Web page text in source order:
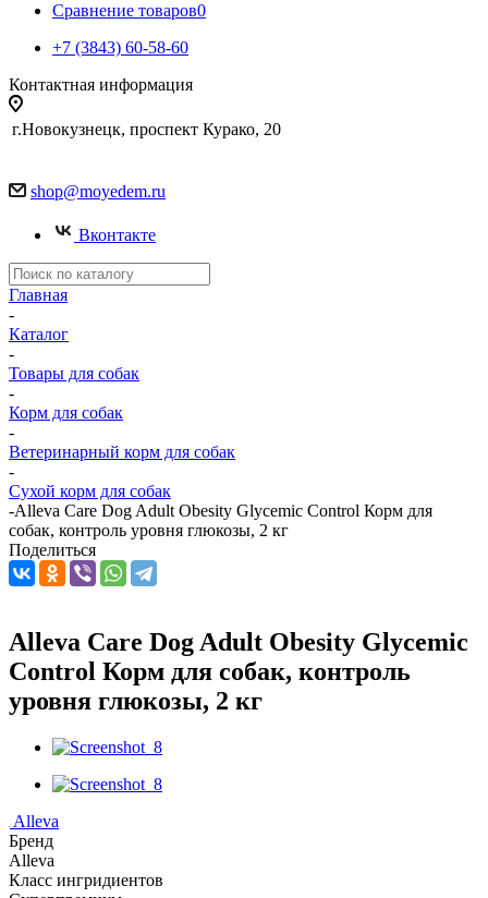
Сравнение товаров0
+7 (3843) 60-58-60
Контактная информация
г.Новокузнецк, проспект Курако, 20
shop@moyedem.ru
Вконтакте
Главная
-
Каталог
-
Товары для собак
-
Корм для собак
-
Ветеринарный корм для собак
-
Сухой корм для собак
-Alleva Care Dog Adult Obesity Glycemic Control Корм для
собак, контроль уровня глюкозы, 2 кг
Поделиться
Alleva Care Dog Adult Obesity Glycemic
Control Корм для собак, контроль
уровня глюкозы, 2 кг
Alleva
Бренд
Alleva
Класс ингридиентов